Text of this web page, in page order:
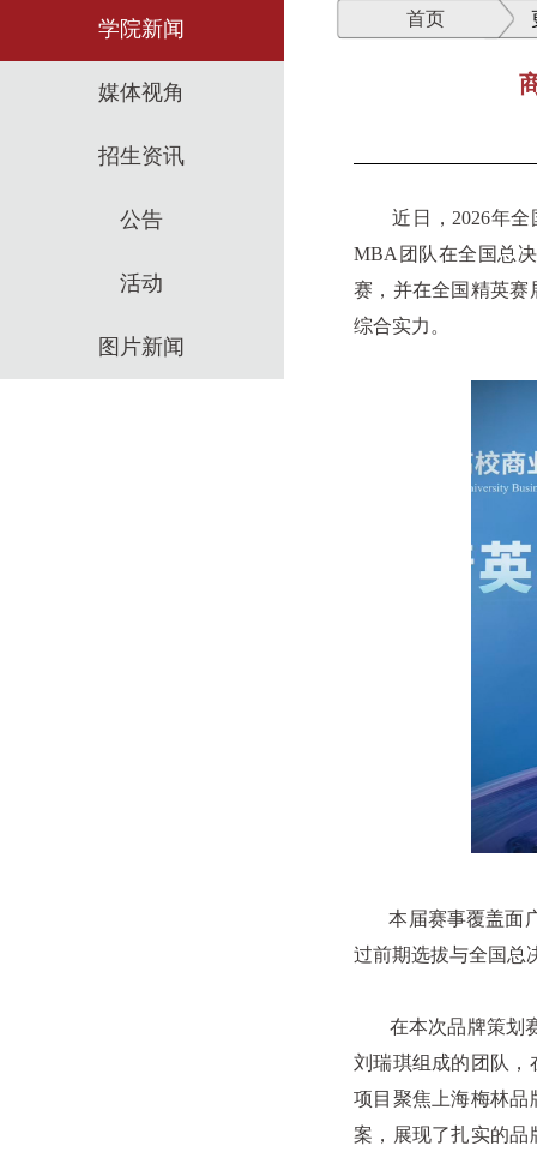
学院新闻
媒体视角
招生资讯
公告
活动
图片新闻
首页
近日， 2026年全
MBA 团队在全国总
赛，并在全国精英赛
综合实力。
本届赛事覆盖面
过前期选拔与全国总
在本次品牌策划赛
刘瑞琪组成的团队，
项目聚焦上海梅林品
案，展现了扎实的品